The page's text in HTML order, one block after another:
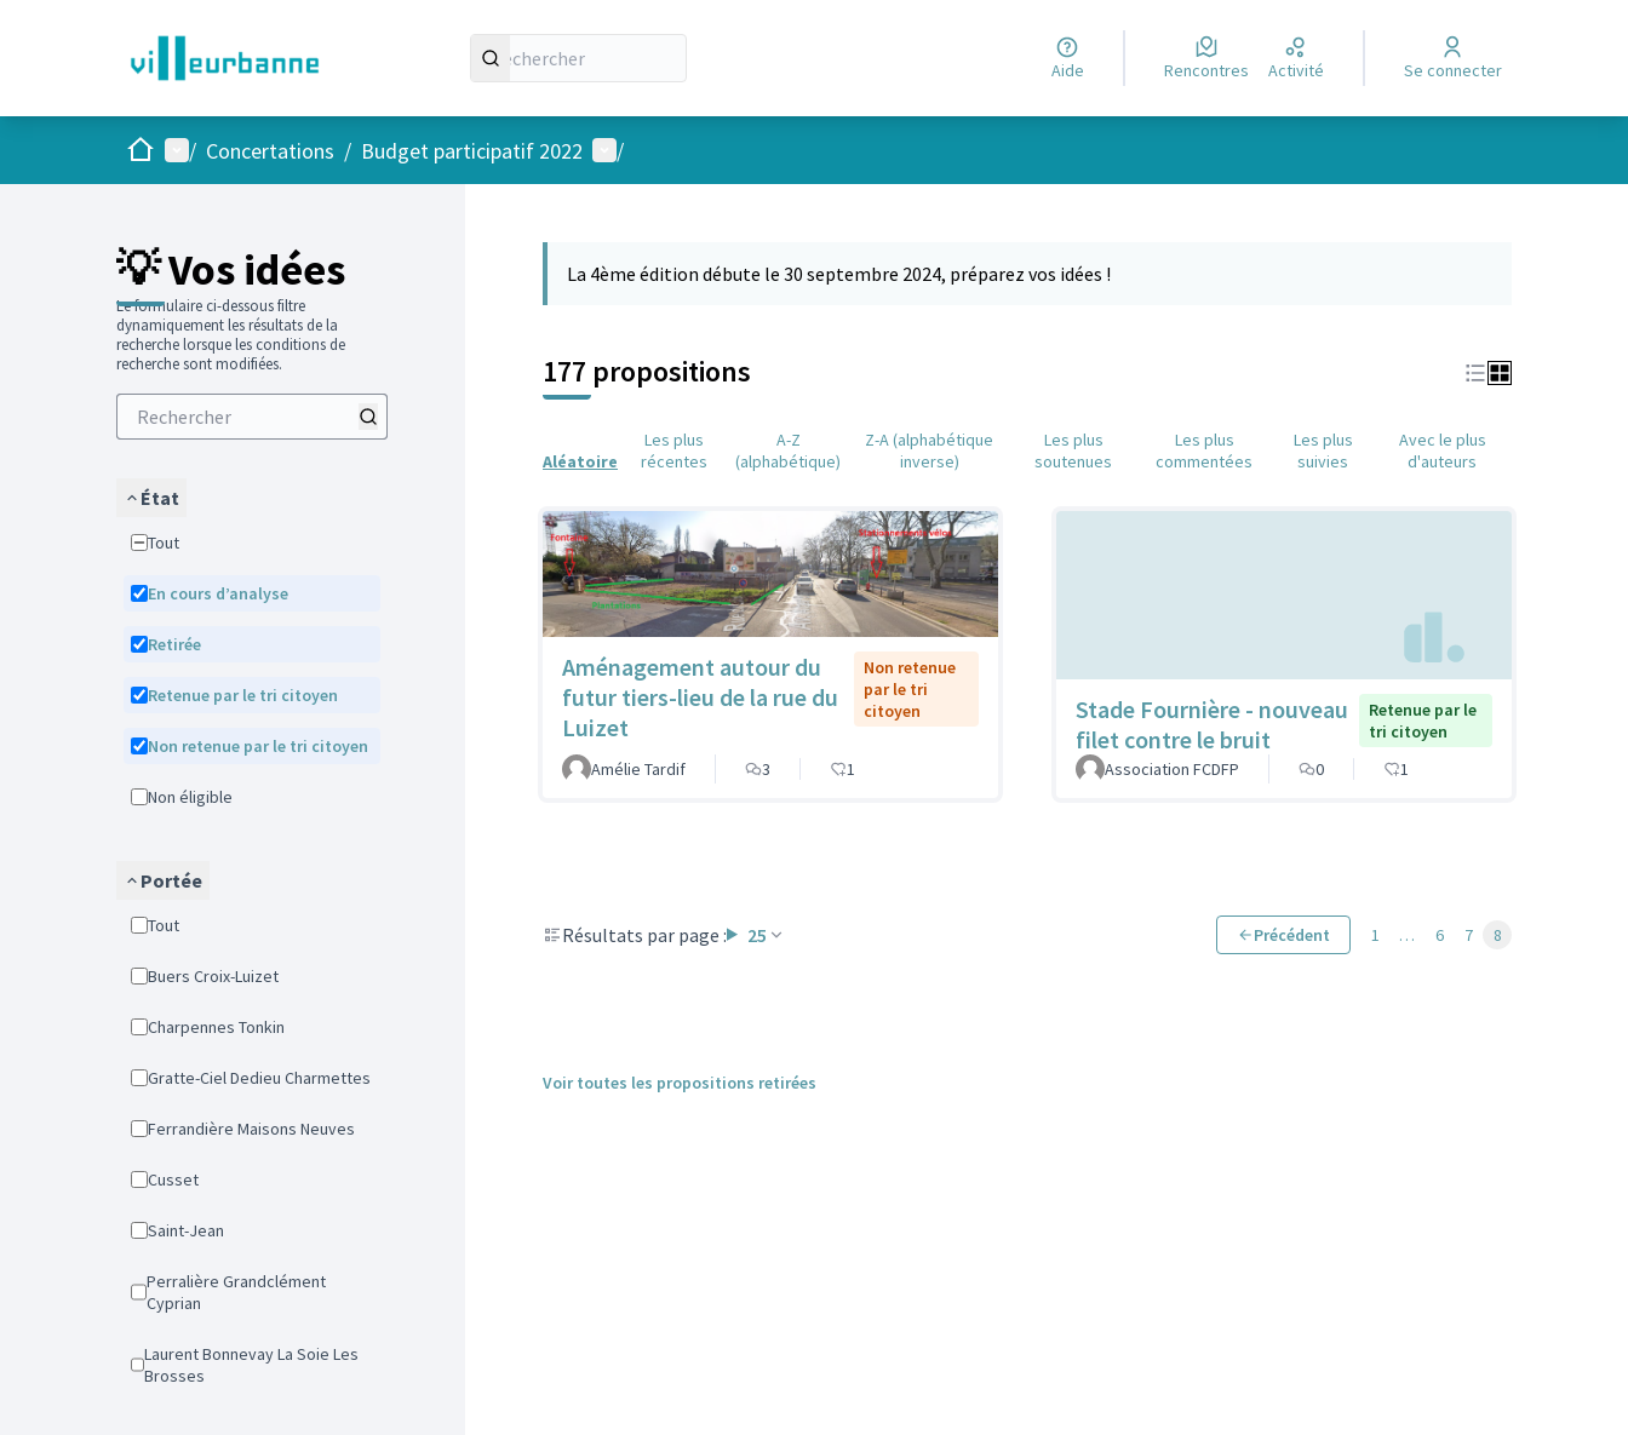
Aide Rencontres Activité Se connecter
AccueilMenu principal
/ Concertations / Budget participatif 2022 Menu utilisateur
/
💡 Vos idées
Le formulaire ci-dessous filtre
dynamiquement les résultats de la
recherche lorsque les conditions de
recherche sont modifiées.
État
Tout
En cours d’analyse
Retirée
Retenue par le tri citoyen
Non retenue par le tri citoyen
Non éligible
Portée
Tout
Buers Croix-Luizet
Charpennes Tonkin
Gratte-Ciel Dedieu Charmettes
Ferrandière Maisons Neuves
Cusset
Saint-Jean
Perralière Grandclément
Cyprian
Laurent Bonnevay La Soie Les
Brosses
La 4ème édition débute le 30 septembre 2024, préparez vos idées !
177 propositions
Aléatoire
Les plus
récentes
A-Z
(alphabétique)
Z-A (alphabétique
inverse)
Les plus
soutenues
Les plus
commentées
Les plus
suivies
Avec le plus
d'auteurs
Aménagement autour du
futur tiers-lieu de la rue du
Luizet
Non retenue
par le tri
citoyen
Amélie Tardif 3 1
Stade Fournière - nouveau
filet contre le bruit
Retenue par le
tri citoyen
Association FCDFP
0 1
Résultats par page : 25 Précédent 1 … 6 7 8
Voir toutes les propositions retirées